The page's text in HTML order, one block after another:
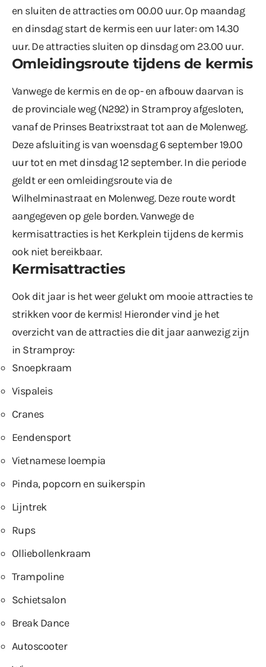
en sluiten de attracties om 00.00 uur. Op maandag
en dinsdag start de kermis een uur later: om 14.30
uur. De attracties sluiten op dinsdag om 23.00 uur.
Omleidingsroute tijdens de kermis
Vanwege de kermis en de op- en afbouw daarvan is
de provinciale weg (N292) in Stramproy afgesloten,
vanaf de Prinses Beatrixstraat tot aan de Molenweg.
Deze afsluiting is van woensdag 6 september 19.00
uur tot en met dinsdag 12 september. In die periode
geldt er een omleidingsroute via de
Wilhelminastraat en Molenweg. Deze route wordt
aangegeven op gele borden. Vanwege de
kermisattracties is het Kerkplein tijdens de kermis
ook niet bereikbaar.
Kermisattracties
Ook dit jaar is het weer gelukt om mooie attracties te
strikken voor de kermis! Hieronder vind je het
overzicht van de attracties die dit jaar aanwezig zijn
in Stramproy:
Snoepkraam
Vispaleis
Cranes
Eendensport
Vietnamese loempia
Pinda, popcorn en suikerspin
Lijntrek
Rups
Olliebollenkraam
Trampoline
Schietsalon
Break Dance
Autoscooter